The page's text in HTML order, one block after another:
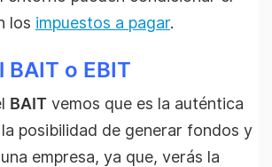
los impuestos a pagar.
o EBIT
BAIT vemos que es la auténtica
posibilidad de generar fondos y
empresa, ya que, verás la